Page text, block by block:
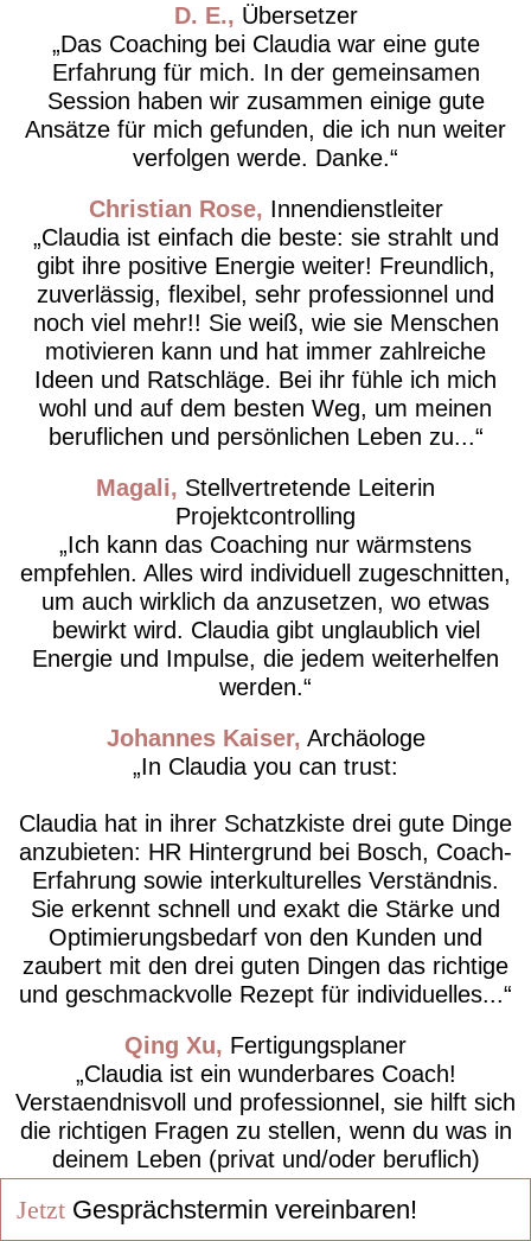
D. E.
Übersetzer
Das Coaching bei Claudia war eine gute
Erfahrung für mich. In der gemeinsamen
Session haben wir zusammen einige gute
Ansätze für mich gefunden, die ich nun weiter
verfolgen werde. Danke.
Christian Rose
Innendienstleiter
Claudia ist einfach die beste: sie strahlt und
gibt ihre positive Energie weiter! Freundlich,
zuverlässig, flexibel, sehr professionnel und
noch viel mehr!! Sie weiß, wie sie Menschen
motivieren kann und hat immer zahlreiche
Ideen und Ratschläge. Bei ihr fühle ich mich
wohl und auf dem besten Weg, um meinen
beruflichen und persönlichen Leben zu...
Magali
Stellvertretende Leiterin
Projektcontrolling
Ich kann das Coaching nur wärmstens
empfehlen. Alles wird individuell zugeschnitten,
um auch wirklich da anzusetzen, wo etwas
bewirkt wird. Claudia gibt unglaublich viel
Energie und Impulse, die jedem weiterhelfen
werden.
Johannes Kaiser Archäologe
In Claudia you can trust:
Claudia hat in ihrer Schatzkiste drei gute Dinge
anzubieten: HR Hintergrund bei Bosch, Coach-
Erfahrung sowie interkulturelles Verständnis.
Sie erkennt schnell und exakt die Stärke und
Optimierungsbedarf von den Kunden und
zaubert mit den drei guten Dingen das richtige
und geschmackvolle Rezept für individuelles...
Qing Xu
Fertigungsplaner
Claudia ist ein wunderbares Coach!
Verstaendnisvoll und professionnel, sie hilft sich
die richtigen Fragen zu stellen, wenn du was in
deinem Leben (privat und/oder beruflich)
veraendern willst.
JetztGesprächstermin vereinbaren!